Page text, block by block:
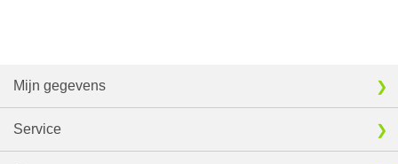
Mijn gegevens
Service